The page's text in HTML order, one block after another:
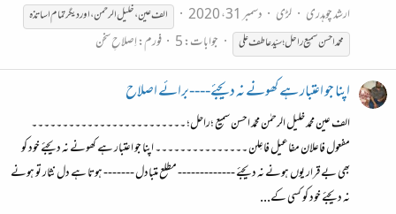
ارشد چوہدری
لڑی دسمبر 31، 2020
الف عین ، خلیل الرحمن ، اور دیگر تمام اساتذہ
محمّداحسنسمیعراحل؛سیّدعاطفعلی جوابات: 5 فورم:اِصلاحِ سخن
اپنا جو اعتبار ہے کھونے نہ دیجئے----برائے اصلاح
الف عین محمد خلیل الرحمٰن محمّد احسن سمیع ؛راحل؛ ۔۔۔۔۔۔۔۔۔۔۔۔۔۔۔۔۔۔۔۔۔۔۔۔۔
مفعول فاعلان مفاعیل فاعِلن ۔۔۔۔۔۔۔۔۔۔۔۔۔۔۔ اپنا جو اعتبار ہے کھونے نہ دیجئے خود کو
بھی بے قرار یوں ہونے نہ دیجئے ------------- مطلع متبادل ------- ہوتا ہے دل نثار تو ہونے
نہ دیجئے خود کو کسی کے...